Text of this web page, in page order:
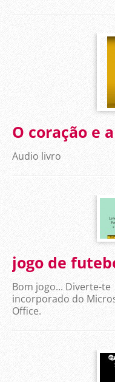
O coração e
Audio livro
jogo de
Bom jogo...
incorporado do
Office.